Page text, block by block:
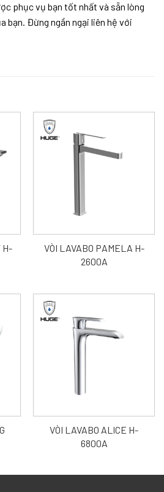
phục vụ bạn tốt nhất và sẵn lòng
bạn. Đừng ngần ngại liên hệ với
H-
VÒI LAVABO PAMELA H-
2600A
VÒI LAVABO ALICE H-
6800A